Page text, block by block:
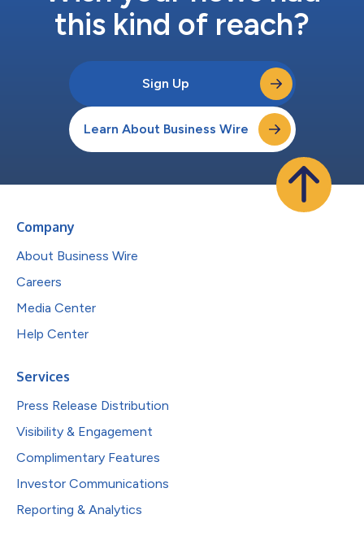
this kind of reach?
Sign Up
Learn About Business Wire
Company
About Business Wire
Careers
Media Center
Help Center
Services
Press Release Distribution
Visibility & Engagement
Complimentary Features
Investor Communications
Reporting & Analytics